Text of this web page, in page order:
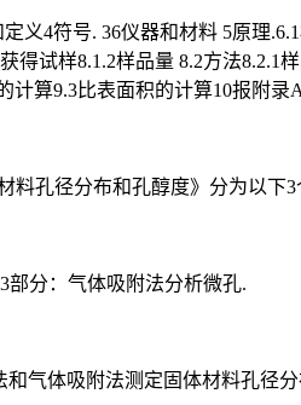
义4符号. 36仪器和材料 5原理
得试样8.1.2样品量 8.2方法8.2.1
计算9.3比表面积的计算10报附
料孔径分布和孔醇度》分为以下3
部分：气体吸附法分析微孔.
和气体吸附法测定固体材料孔径